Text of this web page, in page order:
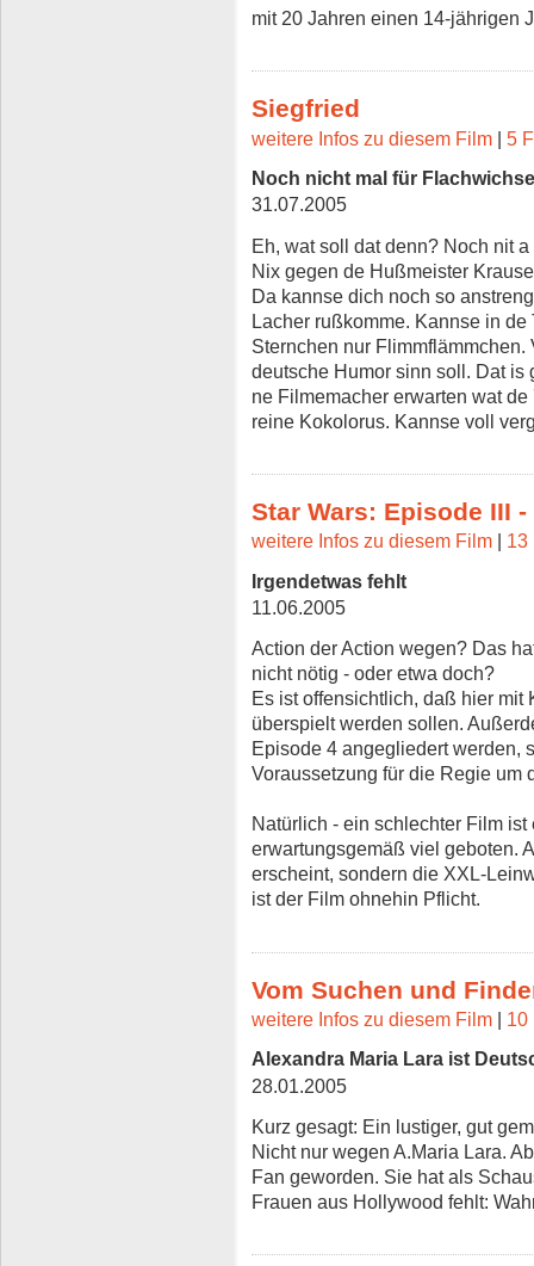
mit 20 Jahren einen 14-jährigen
Siegfried
weitere Infos zu diesem Film | 5
Noch nicht mal für
31.07.2005
Eh, wat soll dat denn? Noch nit
Nix gegen de Hußmeister
Da kannse dich noch so
Lacher rußkomme. Kannse in de
Sternchen nur
deutsche Humor sinn soll. Dat is
ne Filmemacher erwarten wat
reine Kokolorus. Kannse voll
Star Wars: Episode III
weitere Infos zu diesem Film
13
Irgendetwas fehlt
11.06.2005
Action der Action wegen? Das
nicht nötig - oder etwa doch?
Es ist offensichtlich, daß hier
überspielt werden sollen.
Episode 4 angegliedert werden,
Voraussetzung für die Regie um
Natürlich - ein schlechter Film
erwartungsgemäß viel geboten.
erscheint, sondern die XXL-
ist der Film ohnehin Pflicht.
Vom Suchen und
weitere Infos zu diesem Film | 10
Alexandra Maria Lara ist
28.01.2005
Kurz gesagt: Ein lustiger, gut
Nicht nur wegen A.Maria Lara.
Fan geworden. Sie hat als
Frauen aus Hollywood fehlt: